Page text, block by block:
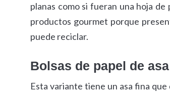
planas como si fueran una hoja
productos gourmet porque
puede reciclar.
Bolsas de papel de
Esta variante tiene un asa fina